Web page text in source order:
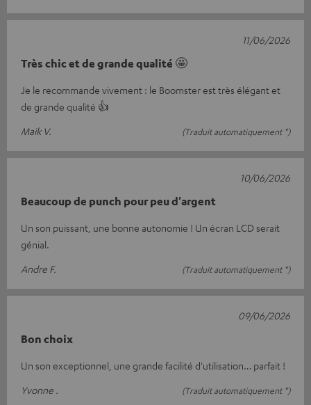
Très chic et de grande qualité 🤩
Je le recommande vivement : le Boomster est très élégant et
de grande qualité 👍
Maik V.
(Traduit automatiquement *)
11/06/2026
Beaucoup de punch pour peu d'argent
Un son puissant, une bonne autonomie ! Un écran LCD serait
génial.
Andre F.
(Traduit automatiquement *)
10/06/2026
Bon choix
Un son exceptionnel, une grande facilité d'utilisation… parfait !
Yvonne .
(Traduit automatiquement *)
09/06/2026